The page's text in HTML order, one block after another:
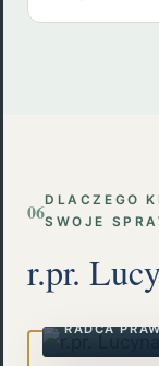
06DLACZEGO
SWOJE
r.pr.
r.pr.
RADCA